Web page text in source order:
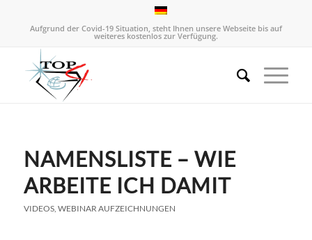
Aufgrund der Covid-19 Situation, steht Ihnen unsere Webseite bis auf
weiteres kostenlos zur Verfügung.
NAMENSLISTE – WIE
ARBEITE ICH DAMIT
VIDEOS, WEBINAR AUFZEICHNUNGEN